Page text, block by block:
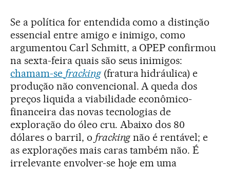
Se a política for entendida como a distinção
essencial entre amigo e inimigo, como
argumentou Carl Schmitt, a OPEP confirmou
na sexta-feira quais são seus inimigos:
chamam-se fracking(fratura hidráulica) e
produção não convencional. A queda dos
preços liquida a viabilidade econômico-
financeira das novas tecnologias de
exploração do óleo cru. Abaixo dos 80
dólares o barril, o frackingnão é rentável; e
as explorações mais caras também não. É
irrelevante envolver-se hoje em uma